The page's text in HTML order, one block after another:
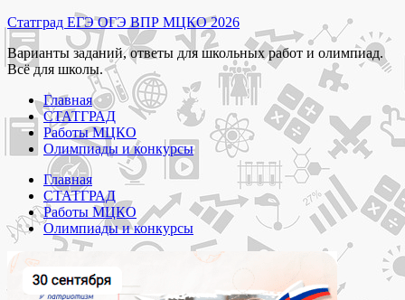
Перейти
к
содержимому
Статград ЕГЭ ОГЭ ВПР МЦКО 2026
Варианты заданий, ответы для школьных работ и олимпиад.
Всё для школы.
Главная
СТАТГРАД
Работы МЦКО
Олимпиады и конкурсы
Главная
СТАТГРАД
Работы МЦКО
Олимпиады и конкурсы